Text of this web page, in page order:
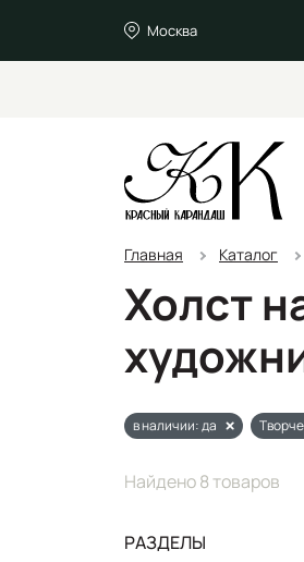
Москва
Главная Каталог
Холст
в наличии: да
Найдено 8 товаров
РАЗДЕЛЫ